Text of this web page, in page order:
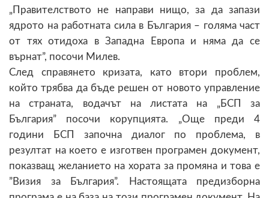
„Правителството не направи нищо, за да запази
ядрото на работната сила в България – голяма част
от тях отидоха в Западна Европа и няма да се
върнат”, посочи Милев.
След справянето кризата, като втори проблем,
който трябва да бъде решен от новото управление
на страната, водачът на листата на „БСП за
България” посочи корупцията. „Още преди 4
години БСП започна диалог по проблема, в
резултат на което е изготвен програмен документ,
показващ желанието на хората за промяна и това е
”Визия за България”. Настоящата предизборна